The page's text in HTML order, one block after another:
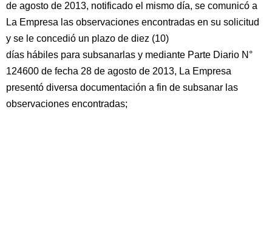
de agosto de 2013, notificado el mismo día, se comunicó a
La Empresa las observaciones encontradas en su solicitud
y se le concedió un plazo de diez (10)
días hábiles para subsanarlas y mediante Parte Diario N°
124600 de fecha 28 de agosto de 2013, La Empresa
presentó diversa documentación a fin de subsanar las
observaciones encontradas;